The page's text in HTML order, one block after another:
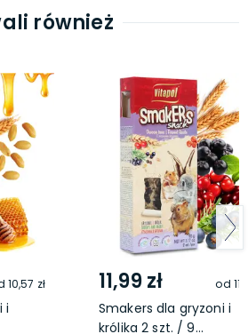
również
10,57 zł
i
11,99 zł od
Smakers dla gryzoni i
królika 2 szt. / 9...